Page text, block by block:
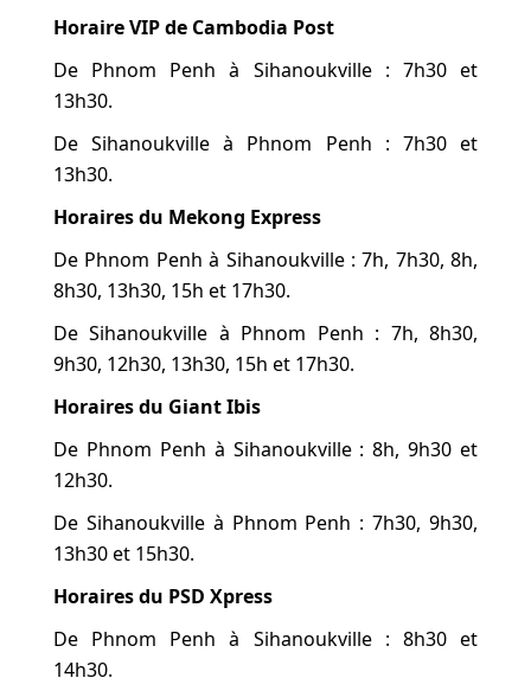
Horaire VIP de Cambodia Post
De Phnom Penh à Sihanoukville : 7h30 et
13h30.
De Sihanoukville à Phnom Penh : 7h30 et
13h30.
Horaires du Mekong Express
De Phnom Penh à Sihanoukville : 7h, 7h30, 8h,
8h30, 13h30, 15h et 17h30.
De Sihanoukville à Phnom Penh : 7h, 8h30,
9h30, 12h30, 13h30, 15h et 17h30.
Horaires du Giant Ibis
De Phnom Penh à Sihanoukville : 8h, 9h30 et
12h30.
De Sihanoukville à Phnom Penh : 7h30, 9h30,
13h30 et 15h30.
Horaires du PSD Xpress
De Phnom Penh à Sihanoukville : 8h30 et
14h30.